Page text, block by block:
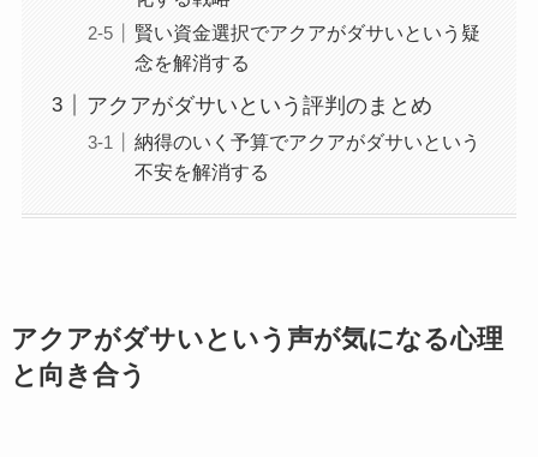
賢い資金選択でアクアがダサいという疑
念を解消する
アクアがダサいという評判のまとめ
納得のいく予算でアクアがダサいという
不安を解消する
アクアがダサいという声が気になる心理
と向き合う